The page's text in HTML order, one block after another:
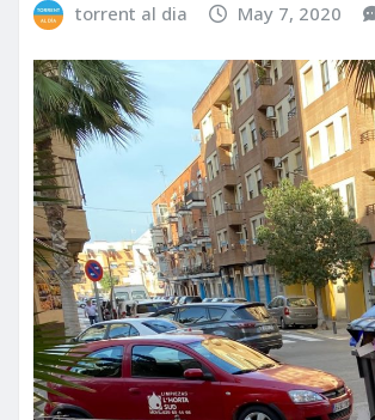
torrent al dia May 7, 2020